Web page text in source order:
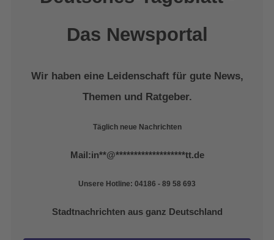
Das Newsportal
Wir haben eine Leidenschaft für gute News,
Themen und Ratgeber.
Täglich neue Nachrichten
Mail:in**@*******************tt.de
Unsere Hotline: 04186 - 89 58 693
Stadtnachrichten aus ganz Deutschland